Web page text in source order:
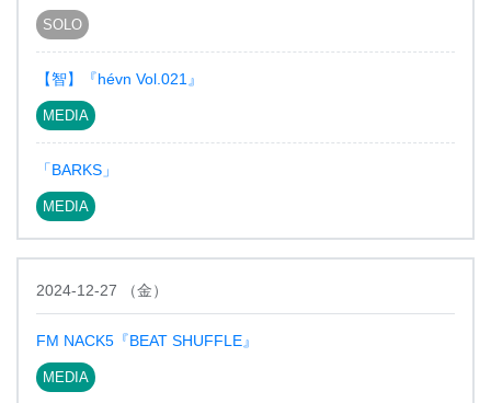
SOLO
【智】『hévn Vol.021』
MEDIA
「BARKS」
MEDIA
2024-12-27 （金）
FM NACK5『BEAT SHUFFLE』
MEDIA